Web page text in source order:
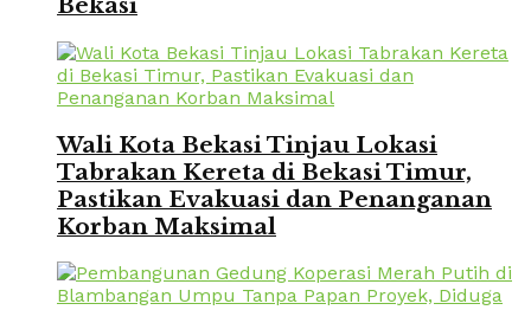
Wali Kota Bekasi Tinjau Lokasi
Tabrakan Kereta di Bekasi Timur,
Pastikan Evakuasi dan Penanganan
Korban Maksimal